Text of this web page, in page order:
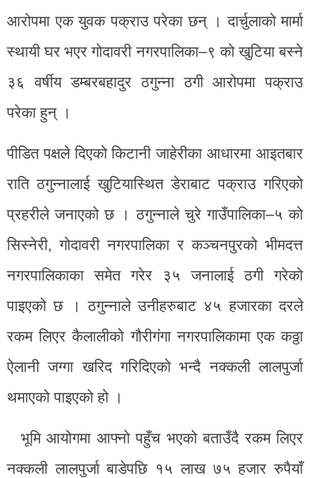
आरोपमा एक युवक पक्राउ परेका छन् । दार्चुलाको मार्मा
स्थायी घर भएर गोदावरी नगरपालिका–९ को खुटिया बस्ने
३६ वर्षीय डम्बरबहादुर ठगुन्ना ठगी आरोपमा पक्राउ
परेका हुन् ।
पीडित पक्षले दिएको किटानी जाहेरीका आधारमा आइतबार
राति ठगुन्नालाई खुटियास्थित डेराबाट पक्राउ गरिएको
प्रहरीले जनाएको छ । ठगुन्नाले चुरे गाउँपालिका–५ को
सिस्नेरी, गोदावरी नगरपालिका र कञ्चनपुरको भीमदत्त
नगरपालिकाका समेत गरेर ३५ जनालाई ठगी गरेको
पाइएको छ । ठगुन्नाले उनीहरुबाट ४५ हजारका दरले
रकम लिएर कैलालीको गौरीगंगा नगरपालिकामा एक कठ्ठा
ऐलानी जग्गा खरिद गरिदिएको भन्दै नक्कली लालपुर्जा
थमाएको पाइएको हो ।
भूमि आयोगमा आफ्नो पहुँच भएको बताउँदै रकम लिएर
नक्कली लालपुर्जा बाडेपछि १५ लाख ७५ हजार रुपैयाँ